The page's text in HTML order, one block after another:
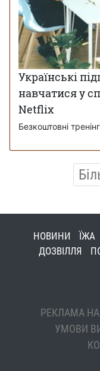
Українські
навчатися у
Netflix
Безкоштовні
НОВИНИ ЇЖА
ДОЗВІЛЛЯ
РЕКЛАМА НА
УМОВИ